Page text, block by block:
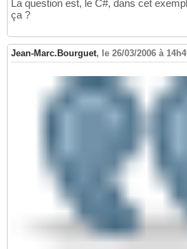
La question est, le C#, dans cet
ça ?
Jean-Marc.Bourguet, le 26/03/2006 à